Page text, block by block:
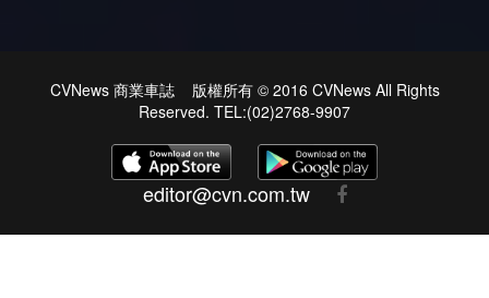
CVNews 商業車誌 版權所有 © 2016 CVNews All Rights
Reserved. TEL:(02)2768-9907
editor@cvn.com.tw